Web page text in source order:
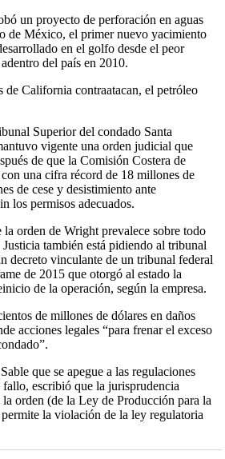
un proyecto de perforación en aguas
de México, el primer nuevo yacimiento
en el golfo desde el peor
del país en 2010.
California contraatacan, el petróleo
Superior del condado Santa
vigente una orden judicial que
de que la Comisión Costera de
una cifra récord de 18 millones de
de cese y desistimiento ante
los permisos adecuados.
orden de Wright prevalece sobre todo
también está pidiendo al tribunal
decreto vinculante de un tribunal federal
de 2015 que otorgó al estado la
de la operación, según la empresa.
de millones de dólares en daños
acciones legales “para frenar el exceso
que se apegue a las regulaciones
fallo, escribió que la jurisprudencia
orden (de la Ley de Producción para la
la violación de la ley regulatoria